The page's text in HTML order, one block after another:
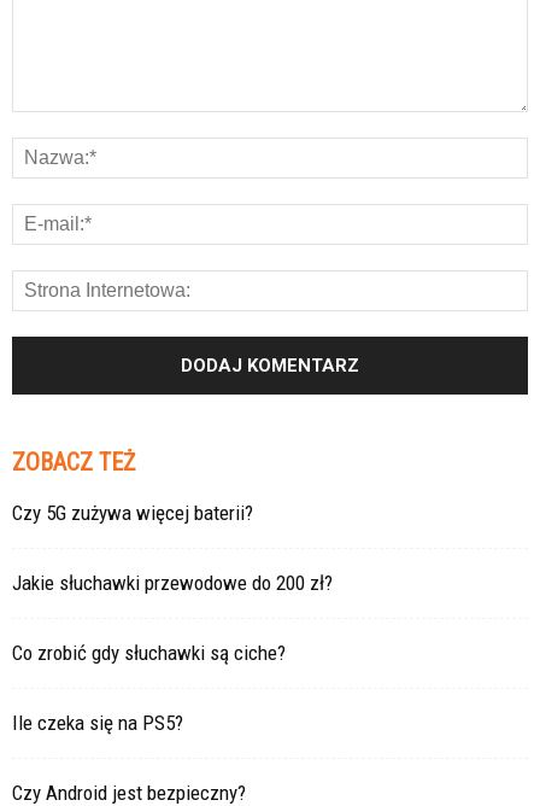
ZOBACZ TEŻ
Czy 5G zużywa więcej baterii?
Jakie słuchawki przewodowe do 200 zł?
Co zrobić gdy słuchawki są ciche?
Ile czeka się na PS5?
Czy Android jest bezpieczny?